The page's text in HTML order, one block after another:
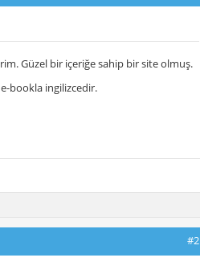
Güzel bir içeriğe sahip bir site olmuş.
bookla ingilizcedir.
#2